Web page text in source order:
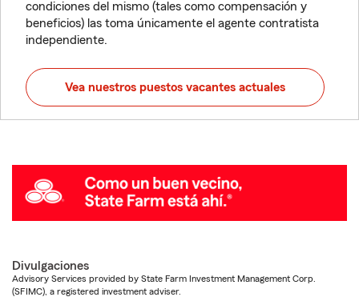
condiciones del mismo (tales como compensación y
beneficios) las toma únicamente el agente contratista
independiente.
Vea nuestros puestos vacantes actuales
Divulgaciones
Advisory Services provided by State Farm Investment Management Corp.
(SFIMC), a registered investment adviser.